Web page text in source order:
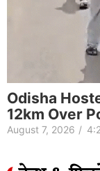
Odisha
12km Over
August 7, 2026 /